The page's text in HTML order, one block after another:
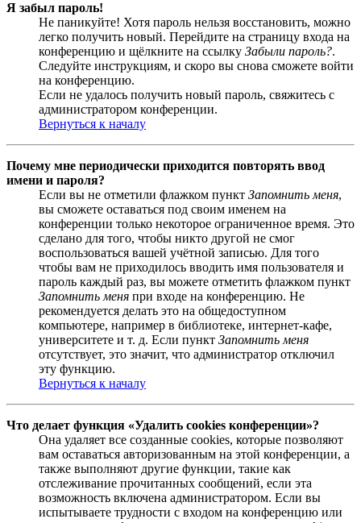
Я забыл пароль!
Не паникуйте! Хотя пароль нельзя восстановить, можно
легко получить новый. Перейдите на страницу входа на
конференцию и щёлкните на ссылку Забыли пароль?.
Следуйте инструкциям, и скоро вы снова сможете войти
на конференцию.
Если не удалось получить новый пароль, свяжитесь с
администратором конференции.
Вернуться к началу
Почему мне периодически приходится повторять ввод
имени и пароля?
Если вы не отметили флажком пункт Запомнить меня,
вы сможете оставаться под своим именем на
конференции только некоторое ограниченное время. Это
сделано для того, чтобы никто другой не смог
воспользоваться вашей учётной записью. Для того
чтобы вам не приходилось вводить имя пользователя и
пароль каждый раз, вы можете отметить флажком пункт
Запомнить меня при входе на конференцию. Не
рекомендуется делать это на общедоступном
компьютере, например в библиотеке, интернет-кафе,
университете и т. д. Если пункт Запомнить меня
отсутствует, это значит, что администратор отключил
эту функцию.
Вернуться к началу
Что делает функция «Удалить cookies конференции»?
Она удаляет все созданные cookies, которые позволяют
вам оставаться авторизованным на этой конференции, а
также выполняют другие функции, такие как
отслеживание прочитанных сообщений, если эта
возможность включена администратором. Если вы
испытываете трудности с входом на конференцию или